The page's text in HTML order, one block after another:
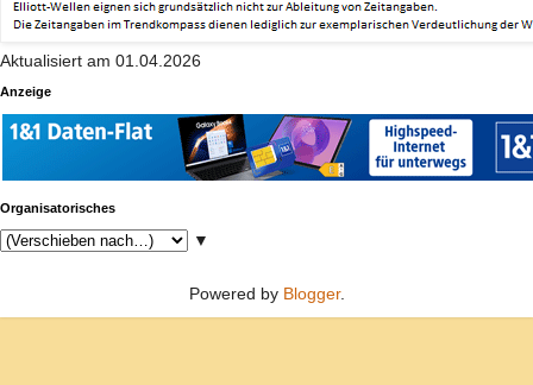
Aktualisiert am 01.04.2026
Anzeige
Organisatorisches
▼
Powered by Blogger.